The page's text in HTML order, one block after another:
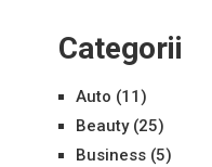
Categorii
Auto (11)
Beauty(25)
Business(5)